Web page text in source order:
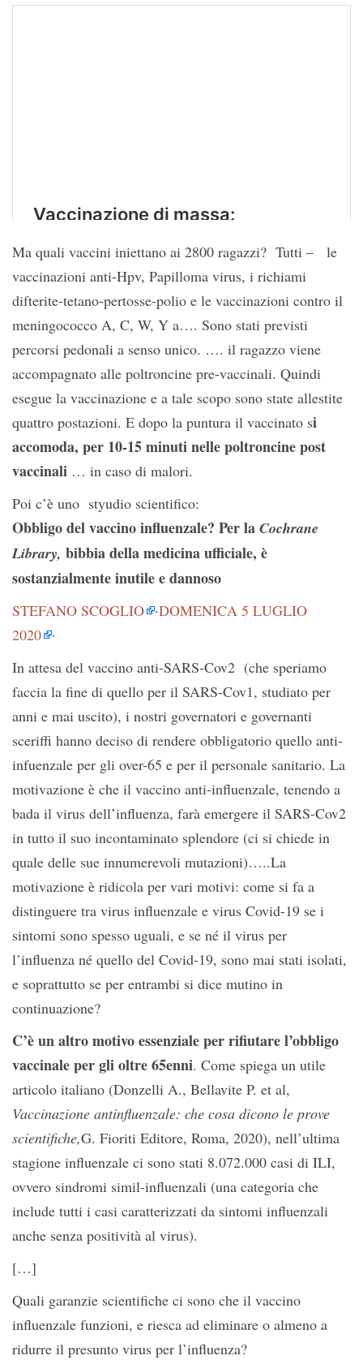
Ma quali vaccini iniettano ai 2800 ragazzi? Tutti – le
vaccinazioni anti-Hpv, Papilloma virus, i richiami
difterite-tetano-pertosse-polio e le vaccinazioni contro il
meningococco A, C, W, Y a…. Sono stati previsti
percorsi pedonali a senso unico. …. il ragazzo viene
accompagnato alle poltroncine pre-vaccinali. Quindi
esegue la vaccinazione e a tale scopo sono state allestite
quattro postazioni. E dopo la puntura il vaccinato si
accomoda, per 10-15 minuti nelle poltroncine post
vaccinali … in caso di malori.
Poi c’è uno styudio scientifico:
Obbligo del vaccino influenzale? Per la Cochrane
Library, bibbia della medicina ufficiale, è
sostanzialmente inutile e dannoso
STEFANO SCOGLIO ·DOMENICA 5 LUGLIO
2020 ·
In attesa del vaccino anti-SARS-Cov2 (che speriamo
faccia la fine di quello per il SARS-Cov1, studiato per
anni e mai uscito), i nostri governatori e governanti
sceriffi hanno deciso di rendere obbligatorio quello anti-
infuenzale per gli over-65 e per il personale sanitario. La
motivazione è che il vaccino anti-influenzale, tenendo a
bada il virus dell’influenza, farà emergere il SARS-Cov2
in tutto il suo incontaminato splendore (ci si chiede in
quale delle sue innumerevoli mutazioni)…..La
motivazione è ridicola per vari motivi: come si fa a
distinguere tra virus influenzale e virus Covid-19 se i
sintomi sono spesso uguali, e se né il virus per
l’influenza né quello del Covid-19, sono mai stati isolati,
e soprattutto se per entrambi si dice mutino in
continuazione?
C’è un altro motivo essenziale per rifiutare l’obbligo
vaccinale per gli oltre 65enni. Come spiega un utile
articolo italiano (Donzelli A., Bellavite P. et al,
Vaccinazione antinfluenzale: che cosa dicono le prove
scientifiche,G. Fioriti Editore, Roma, 2020), nell’ultima
stagione influenzale ci sono stati 8.072.000 casi di ILI,
ovvero sindromi simil-influenzali (una categoria che
include tutti i casi caratterizzati da sintomi influenzali
anche senza positività al virus).
[…]
Quali garanzie scientifiche ci sono che il vaccino
influenzale funzioni, e riesca ad eliminare o almeno a
ridurre il presunto virus per l’influenza?